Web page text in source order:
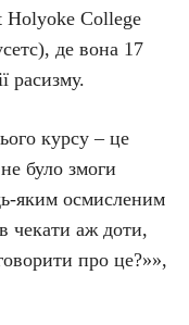
Holyoke College
де вона 17
расизму.
курсу – це
було змоги
яким осмисленим
чекати аж доти,
про це?»»,